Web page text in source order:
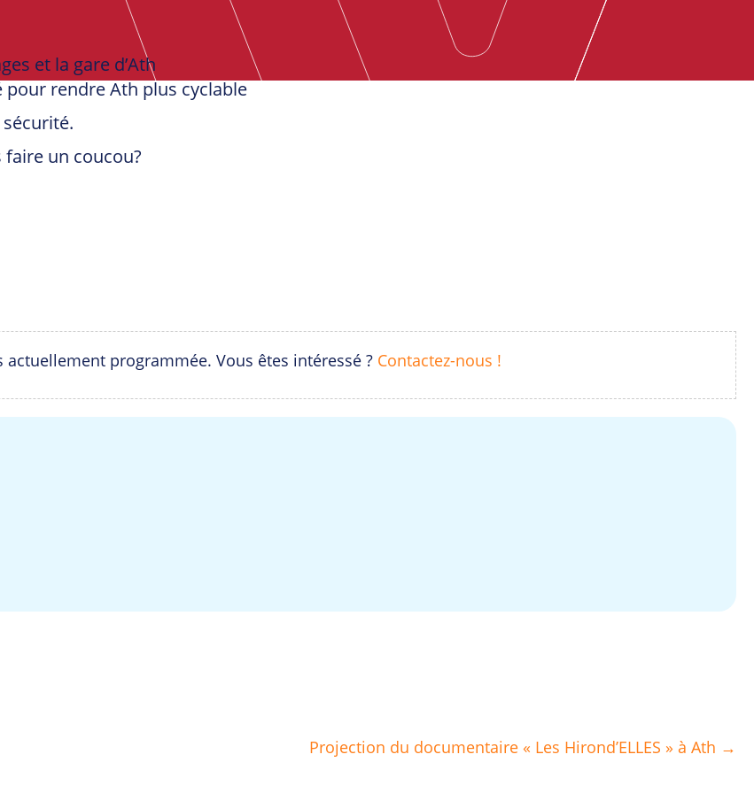
et la gare d’Ath
pour rendre Ath plus cyclable
faire un coucou?
actuellement programmée. Vous êtes intéressé ? Contactez-nous !
Projection du documentaire « Les Hirond’ELLES » à Ath →